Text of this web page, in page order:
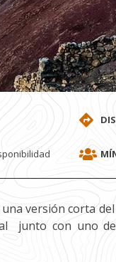
versión corta del
junto con uno